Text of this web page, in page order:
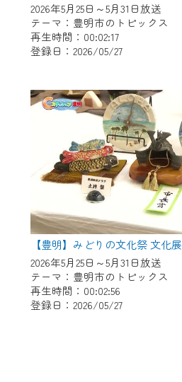
2026年5月25日～5月31日放送
テーマ：豊明市のトピックス
再生時間：00:02:17
登録日：2026/05/27
【豊明】みどりの文化祭 文化展
2026年5月25日～5月31日放送
テーマ：豊明市のトピックス
再生時間：00:02:56
登録日：2026/05/27